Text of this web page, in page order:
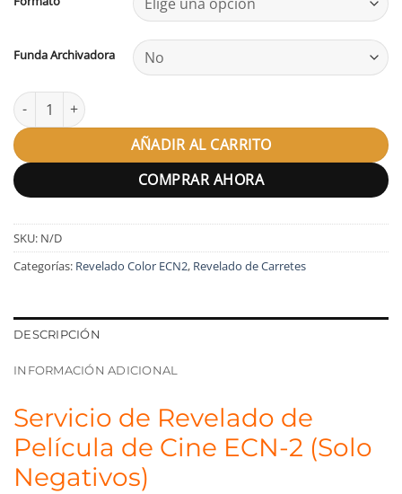
Funda Archivadora
Revelado Película Color ECN-2 Negativos cantidad
AÑADIR AL CARRITO
COMPRAR AHORA
SKU: N/D
Categorías: Revelado Color ECN2, Revelado de Carretes
DESCRIPCIÓN
INFORMACIÓN ADICIONAL
Servicio de Revelado de
Película de Cine ECN-2 (Solo
Negativos)